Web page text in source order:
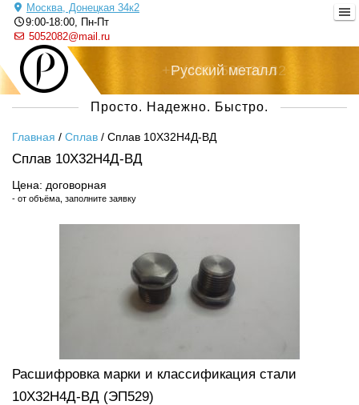
Москва, Донецкая 34к2
9:00-18:00, Пн-Пт
5052082@mail.ru
Русский металл
Просто. Надежно. Быстро.
Главная / Сплав / Сплав 10Х32Н4Д-ВД
Сплав 10Х32Н4Д-ВД
Цена: договорная
- от объёма, заполните заявку
Расшифровка марки и классификация стали
10Х32Н4Д-ВД (ЭП529)